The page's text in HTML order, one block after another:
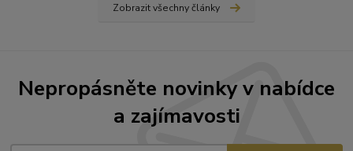
Zobrazit všechny články
Nepropásněte novinky v nabídce
a zajímavosti